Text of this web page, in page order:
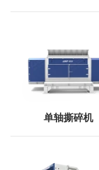
单轴撕碎机